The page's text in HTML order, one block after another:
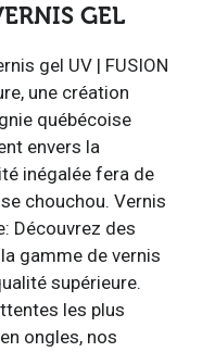
GEL
gel UV | FUSION
une création
québécoise
envers la
inégalée fera de
chouchou. Vernis
Découvrez des
gamme de vernis
supérieure.
les plus
ongles, nos